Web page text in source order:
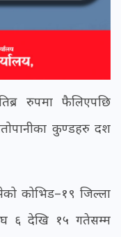
रुपमा फैलिएपछि
कुण्डहरु दश
कोभिड–१९ जिल्ला
६ देखि १५ गतेसम्म